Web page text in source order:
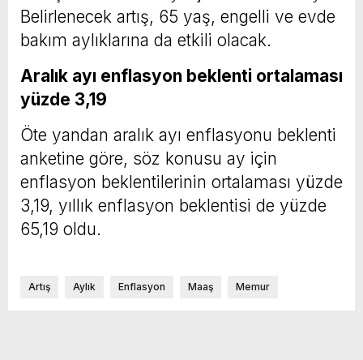
Belirlenecek artış, 65 yaş, engelli ve evde
bakım aylıklarına da etkili olacak.
Aralık ayı enflasyon beklenti ortalaması
yüzde 3,19
Öte yandan aralık ayı enflasyonu beklenti
anketine göre, söz konusu ay için
enflasyon beklentilerinin ortalaması yüzde
3,19, yıllık enflasyon beklentisi de yüzde
65,19 oldu.
Artış Aylık Enflasyon Maaş Memur